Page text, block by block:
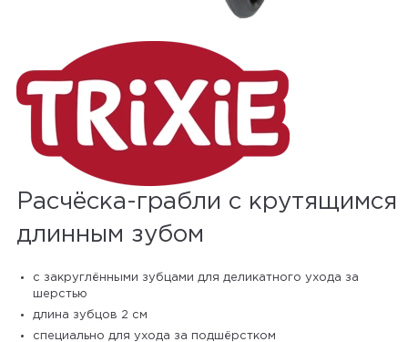
Расчёска-грабли с крутящимся
длинным зубом
с закруглёнными зубцами для деликатного ухода за
шерстью
длина зубцов 2 см
специально для ухода за подшёрстком